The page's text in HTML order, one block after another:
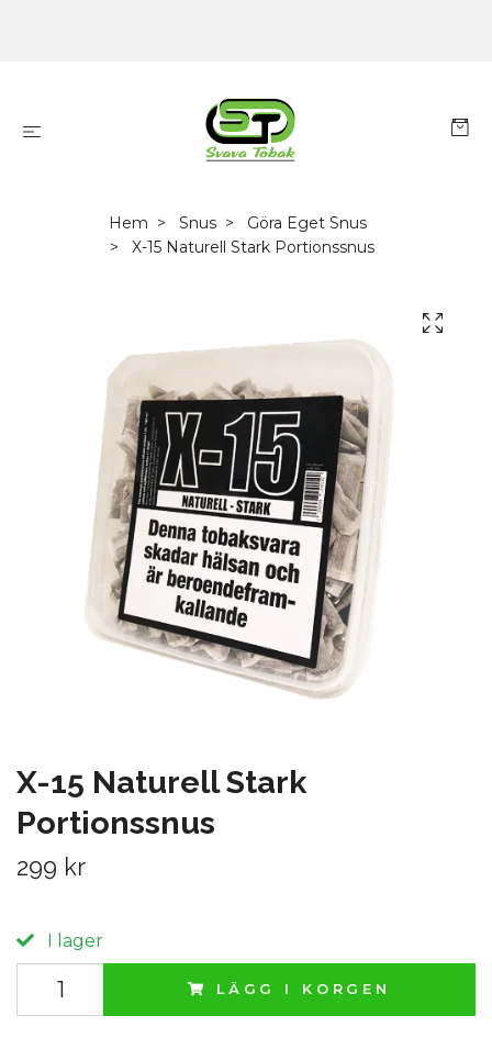
Hem Snus
Göra Eget Snus
X-15 Naturell Stark Portionssnus
X-15 Naturell Stark
Portionssnus
299 kr
I lager
LÄGG I KORGEN